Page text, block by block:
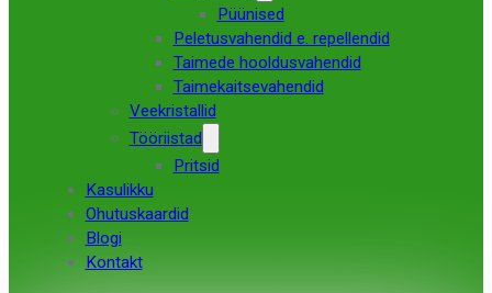
Püünised
Peletusvahendid e. repellendid
Taimede hooldusvahendid
Taimekaitsevahendid
Veekristallid
Tööriistad
Pritsid
Kasulikku
Ohutuskaardid
Blogi
Kontakt